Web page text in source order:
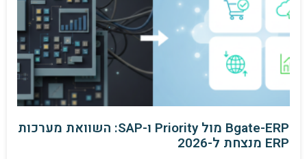
Bgate-ERP מול Priority ו-SAP: השוואת מערכות
ERP מנצחת ל-2026